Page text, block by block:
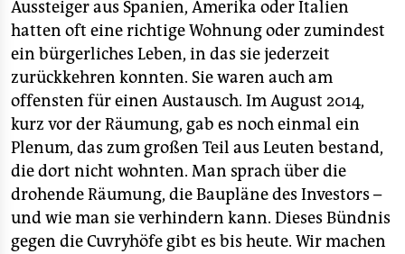
Aussteiger aus Spanien, Amerika oder Italien
hatten oft eine richtige Wohnung oder zumindest
ein bürgerliches Leben, in das sie jederzeit
zurückkehren konnten. Sie waren auch am
offensten für einen Austausch. Im August 2014,
kurz vor der Räumung, gab es noch einmal ein
Plenum, das zum großen Teil aus Leuten bestand,
die dort nicht wohnten. Man sprach über die
drohende Räumung, die Baupläne des Investors –
und wie man sie verhindern kann. Dieses Bündnis
gegen die Cuvryhöfe gibt es bis heute. Wir machen